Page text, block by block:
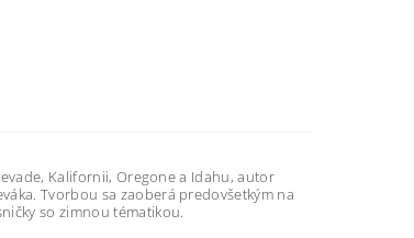
Kalifornii, Oregone a Idahu, autor
Tvorbou sa zaoberá predovšetkým na
so zimnou tématikou.